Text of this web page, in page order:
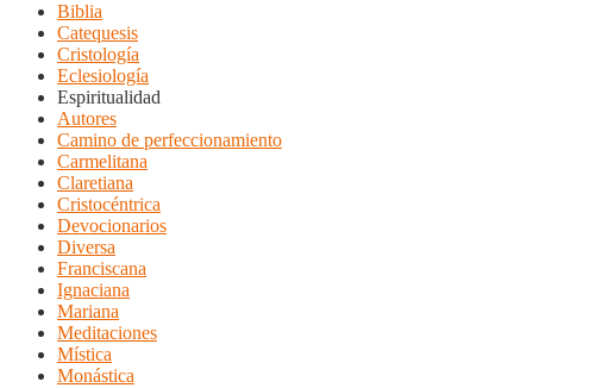
Biblia
Catequesis
Cristología
Eclesiología
Espiritualidad
Autores
Camino de perfeccionamiento
Carmelitana
Claretiana
Cristocéntrica
Devocionarios
Diversa
Franciscana
Ignaciana
Mariana
Meditaciones
Mística
Monástica